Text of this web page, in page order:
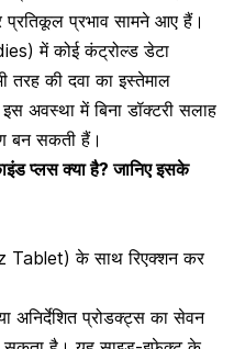
प्रभाव सामने आए हैं।
में कोई कंट्रोल्ड डेटा
तरह की दवा का इस्तेमाल
अवस्था में बिना डॉक्टरी सलाह
बन सकती हैं।
प्लस क्या है? जानिए इसके
Tablet) के साथ रिएक्शन कर
अनिर्देशित प्रोडक्ट्स का सेवन